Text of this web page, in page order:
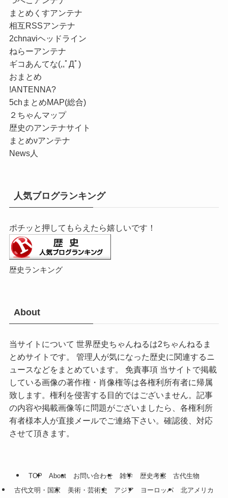
まとめくすアンテナ
相互RSSアンテナ
2chnaviヘッドライン
ねらーアンテナ
ギコあんてな(,,ﾟДﾟ)
おまとめ
!ANTENNA?
5chまとめMAP(総合)
２ちゃんマップ
歴史のアンテナサイト
まとめνアンテナ
News人
人気ブログランキング
ポチッと押してもらえたら嬉しいです！
歴史ランキング
About
当サイトについて 世界歴史ちゃんねるは2ちゃんねるま
とめサイトです。 管理人が気になった歴史に関連するニ
ュースなどをまとめています。 免責事項 当サイトで掲載
している画像の著作権・肖像権等は各権利所有者に帰属
致します。権利を侵害する目的ではございません。記事
の内容や掲載画像等に問題がございましたら、各権利所
有者様本人が直接メールでご連絡下さい。確認後、対応
させて頂きます。
TOP About お問い合わせ 雑学 歴史考察
古代生物
古代文明・国家
美術・芸術史 アジア ヨーロッパ 北アメリカ